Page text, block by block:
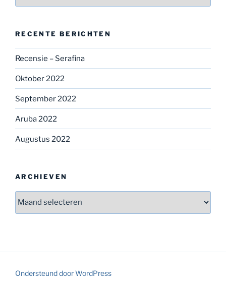
RECENTE BERICHTEN
Recensie – Serafina
Oktober 2022
September 2022
Aruba 2022
Augustus 2022
ARCHIEVEN
Ondersteund door WordPress